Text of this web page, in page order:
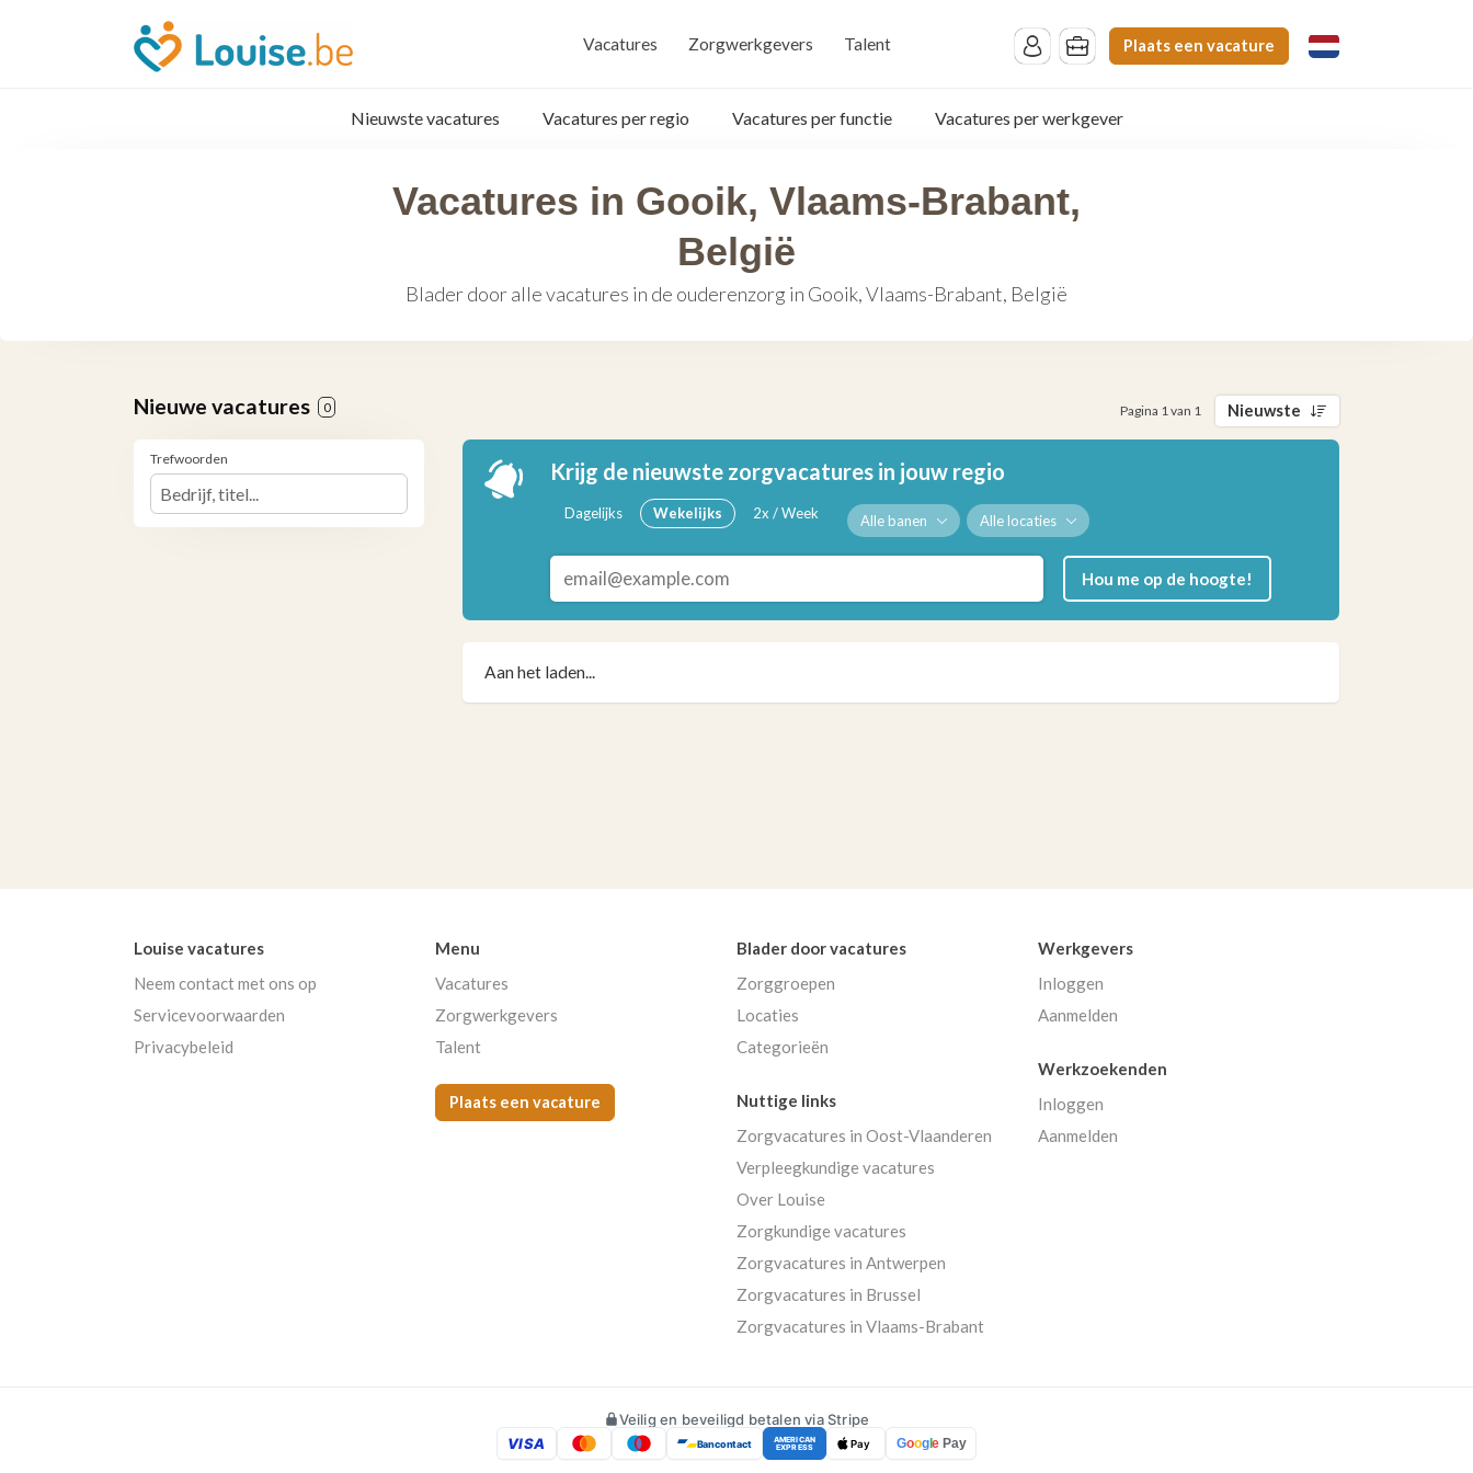
Vacatures Zorgwerkgevers Talent Plaats een vacature
Nieuwste vacatures Vacatures per regio Vacatures per functie Vacatures per werkgever
Vacatures in Gooik, Vlaams-Brabant,
België
Blader door alle vacatures in de ouderenzorg in Gooik, Vlaams-Brabant, België
Nieuwe vacatures 0 Pagina 1 van 1 Nieuwste
Trefwoorden Krijg de nieuwste zorgvacatures in jouw regio
Dagelijks Wekelijks 2x / Week Alle banen Alle locaties
Hou me op de hoogte!
Aan het laden...
Louise vacatures
Neem contact met ons op
Servicevoorwaarden
Privacybeleid
Menu
Vacatures
Zorgwerkgevers
Talent
Plaats een vacature
Blader door vacatures
Zorggroepen
Locaties
Categorieën
Werkgevers
Inloggen
Aanmelden
Werkzoekenden
Inloggen
Aanmelden
Nuttige links
Zorgvacatures in Oost-Vlaanderen
Verpleegkundige vacatures
Over Louise
Zorgkundige vacatures
Zorgvacatures in Antwerpen
Zorgvacatures in Brussel
Zorgvacatures in Vlaams-Brabant
Veilig en beveiligd betalen via Stripe
VISA
Bancontact AMERICAN
EXPRESS Pay Google Pay